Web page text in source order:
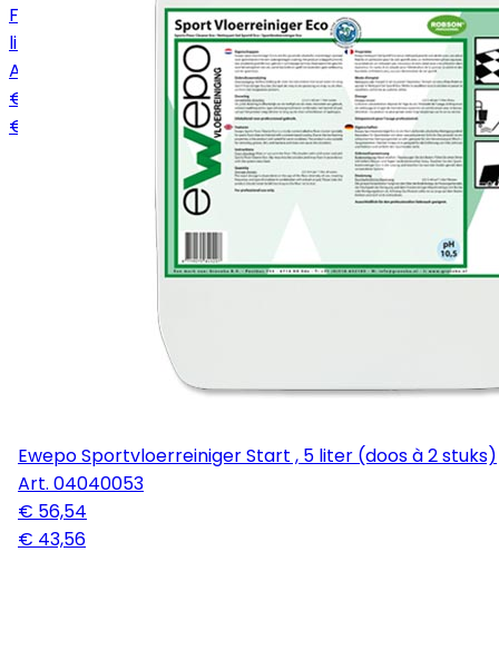
Ewepo Sportvloerreiniger Start , 5 liter (doos à 2 stuks)
Art. 04040053
€ 56,54
€ 43,56
Floornex Pico-D milde vloerreiniger (doos à 6 stuks, 1
liter)
Art.
€ 34,46
€ 23,52